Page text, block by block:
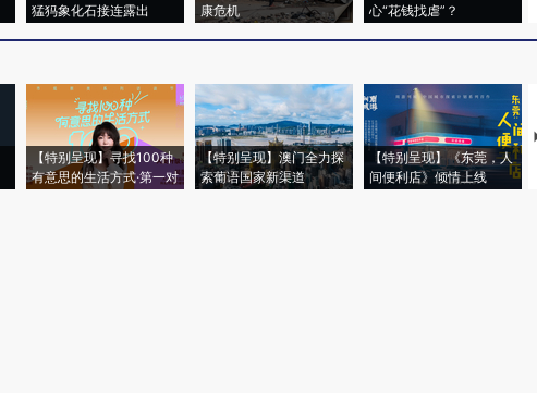
猛犸象化石接连露出
康危机
心“花钱找虐”？
【特别呈现】寻找100种
有意思的生活方式·第一对
【特别呈现】澳门全力探
索葡语国家新渠道
【特别呈现】《东莞，人
间便利店》倾情上线